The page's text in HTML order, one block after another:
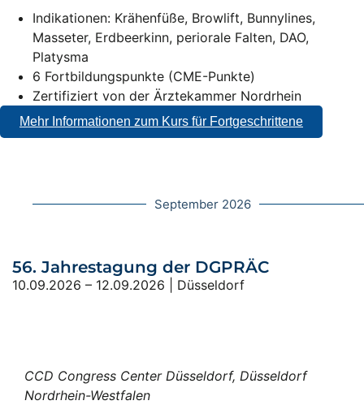
Indikationen: Krähenfüße, Browlift, Bunnylines,
Masseter, Erdbeerkinn, periorale Falten, DAO,
Platysma
6 Fortbildungspunkte (CME-Punkte)
Zertifiziert von der Ärztekammer Nordrhein
Mehr Informationen zum Kurs für Fortgeschrittene
September 2026
56. Jahrestagung der DGPRÄC
10.09.2026 – 12.09.2026 | Düsseldorf
CCD Congress Center Düsseldorf, Düsseldorf
Nordrhein-Westfalen